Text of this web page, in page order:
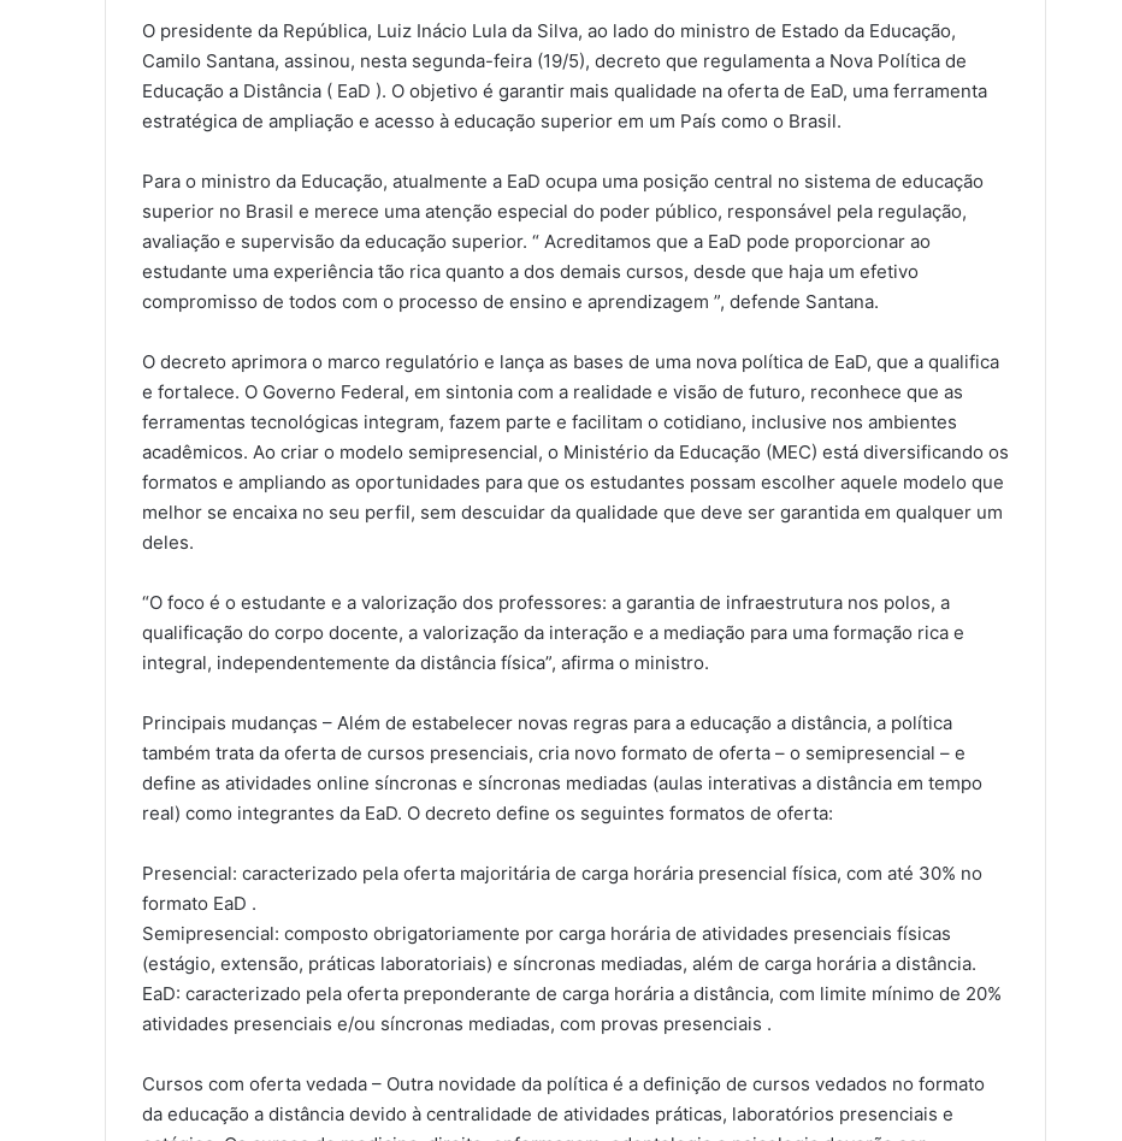
O presidente da República, Luiz Inácio Lula da Silva, ao lado do ministro de Estado da Educação,
Camilo Santana, assinou, nesta segunda-feira (19/5), decreto que regulamenta a Nova Política de
Educação a Distância ( EaD ). O objetivo é garantir mais qualidade na oferta de EaD, uma ferramenta
estratégica de ampliação e acesso à educação superior em um País como o Brasil.
Para o ministro da Educação, atualmente a EaD ocupa uma posição central no sistema de educação
superior no Brasil e merece uma atenção especial do poder público, responsável pela regulação,
avaliação e supervisão da educação superior. “ Acreditamos que a EaD pode proporcionar ao
estudante uma experiência tão rica quanto a dos demais cursos, desde que haja um efetivo
compromisso de todos com o processo de ensino e aprendizagem ”, defende Santana.
O decreto aprimora o marco regulatório e lança as bases de uma nova política de EaD, que a qualifica
e fortalece. O Governo Federal, em sintonia com a realidade e visão de futuro, reconhece que as
ferramentas tecnológicas integram, fazem parte e facilitam o cotidiano, inclusive nos ambientes
acadêmicos. Ao criar o modelo semipresencial, o Ministério da Educação (MEC) está diversificando os
formatos e ampliando as oportunidades para que os estudantes possam escolher aquele modelo que
melhor se encaixa no seu perfil, sem descuidar da qualidade que deve ser garantida em qualquer um
deles.
“O foco é o estudante e a valorização dos professores: a garantia de infraestrutura nos polos, a
qualificação do corpo docente, a valorização da interação e a mediação para uma formação rica e
integral, independentemente da distância física”, afirma o ministro.
Principais mudanças – Além de estabelecer novas regras para a educação a distância, a política
também trata da oferta de cursos presenciais, cria novo formato de oferta – o semipresencial – e
define as atividades online síncronas e síncronas mediadas (aulas interativas a distância em tempo
real) como integrantes da EaD. O decreto define os seguintes formatos de oferta:
Presencial: caracterizado pela oferta majoritária de carga horária presencial física, com até 30% no
formato EaD .
Semipresencial: composto obrigatoriamente por carga horária de atividades presenciais físicas
(estágio, extensão, práticas laboratoriais) e síncronas mediadas, além de carga horária a distância.
EaD: caracterizado pela oferta preponderante de carga horária a distância, com limite mínimo de 20%
atividades presenciais e/ou síncronas mediadas, com provas presenciais .
Cursos com oferta vedada – Outra novidade da política é a definição de cursos vedados no formato
da educação a distância devido à centralidade de atividades práticas, laboratórios presenciais e